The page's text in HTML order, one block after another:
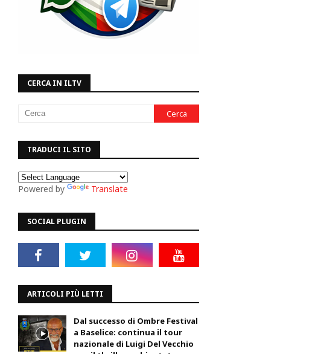
CERCA IN ILTV
TRADUCI IL SITO
Powered by Translate
SOCIAL PLUGIN
ARTICOLI PIÙ LETTI
Dal successo di Ombre Festival
a Baselice: continua il tour
nazionale di Luigi Del Vecchio